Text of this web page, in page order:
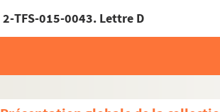
2-TFS-015-0043. Lettre D
Constitution des sociétés